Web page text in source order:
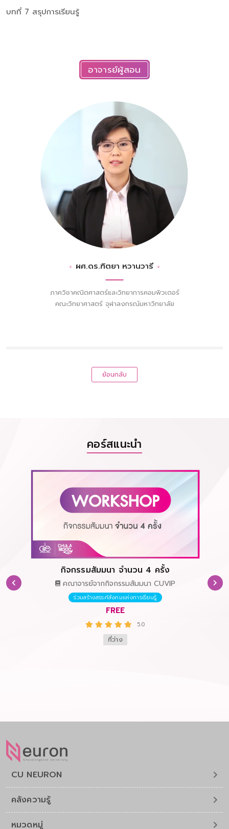
บทที่ 7 สรุปการเรียนรู้
อาจารย์ผู้สอน
ผศ.ดร.ฑิตยา หวานวารี
ภาควิชาคณิตศาสตร์และวิทยาการคอมพิวเตอร์
คณะวิทยาศาสตร์ จุฬาลงกรณ์มหาวิทยาลัย
ย้อนกลับ
คอร์สแนะนำ
กิจกรรมสัมมนา จำนวน 4 ครั้ง
คณาจารย์จากกิจกรรมสัมมนา CUVIP
ร่วมสร้างสรรค์สังคมแห่งการเรียนรู้
FREE
5.0
ที่ว่าง
CU NEURON
คลังความรู้
หมวดหมู่